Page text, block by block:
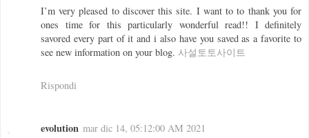
I’m very pleased to discover this site. I want to to thank you for
ones time for this particularly wonderful read!! I definitely
savored every part of it and i also have you saved as a favorite to
see new information on your blog. 사설토토사이트
Rispondi
evolution mar dic 14, 05:12:00 AM 2021